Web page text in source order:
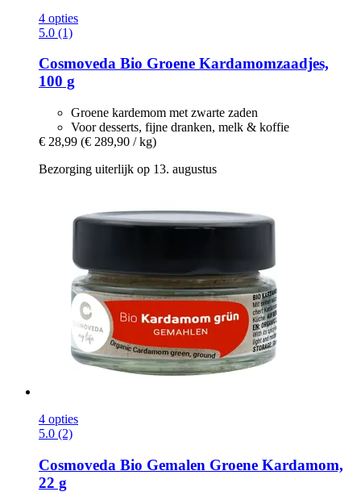
4 opties
5.0 (1)
Cosmoveda Bio Groene Kardamomzaadjes,
100 g
Groene kardemom met zwarte zaden
Voor desserts, fijne dranken, melk & koffie
€ 28,99 (€ 289,90 / kg)
Bezorging uiterlijk op 13. augustus
4 opties
5.0 (2)
Cosmoveda Bio Gemalen Groene Kardamom,
22 g